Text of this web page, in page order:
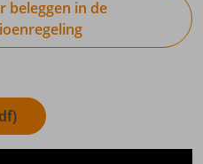
beleggen in de